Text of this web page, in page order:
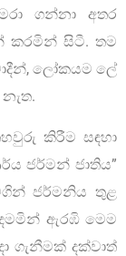
ගන්නා අතර
කරමින් සිටී. තම
ලෝකයම ලේ
කිරීම සඳහා
ජර්මන් ජාතිය”
ජර්මනිය තුළ
ඇරඹි මෙම
ගැනීමක් දක්වාත්